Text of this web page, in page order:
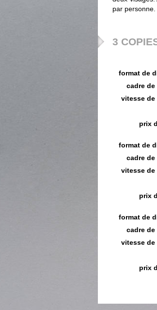
par
3
format de
cadre
vitesse
prix
format de
cadre
vitesse
prix
format de
cadre
vitesse
prix